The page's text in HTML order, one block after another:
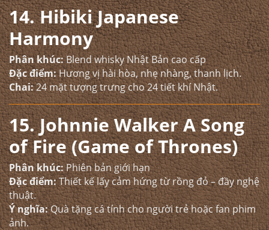
14. Hibiki Japanese
Harmony
Phân khúc:Blend whisky Nhật Bản cao cấp
Đặc điểm:Hương vị hài hòa, nhẹ nhàng, thanh lịch.
Chai:24 mặt tượng trưng cho 24 tiết khí Nhật.
15. Johnnie Walker A Song
of Fire (Game of Thrones)
Phân khúc:Phiên bản giới hạn
Đặc điểm:Thiết kế lấy cảm hứng từ rồng đỏ – đầy nghệ
thuật.
Ý nghĩa:Quà tặng cá tính cho người trẻ hoặc fan phim
ảnh.